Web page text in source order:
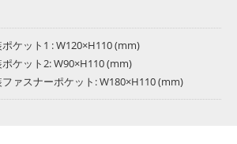
ポケット1 : W120×H110 (mm)
ポケット2: W90×H110 (mm)
ファスナーポケット: W180×H110 (mm)